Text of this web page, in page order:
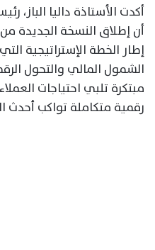
أكدت الأستاذة داليا الباز،
إطار الخطة الإستراتيجية
الشمول المالي والتحول
مبتكرة تلبي احتياجات
رقمية متكاملة تواكب أحدث